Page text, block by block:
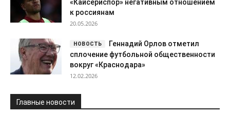
«Кайсериспор» негативным отношением
к россиянам
20.05.2026
Геннадий Орлов отметил
сплочение футбольной общественности
вокруг «Краснодара»
12.02.2026
Главные новости